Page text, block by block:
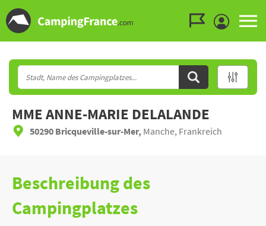
MME ANNE-MARIE DELALANDE
50290 Bricqueville-sur-Mer, Manche, Frankreich
Beschreibung des
Campingplatzes